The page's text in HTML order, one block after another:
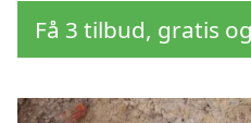
Få 3 tilbud, gratis